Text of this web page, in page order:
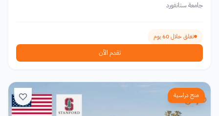
جامعة ستانفورد
تغلق خلال 60 يوم
تقدم الآن
منح دراسية